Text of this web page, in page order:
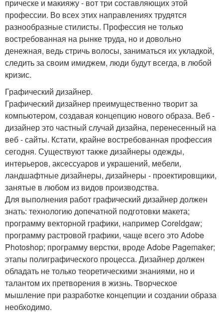
прическе и макияжу - вот три составляющих этой
профессии. Во всех этих направлениях трудятся
разнообразные стилисты. Профессия не только
востребованная на рынке труда, но и довольно
денежная, ведь стричь волосы, заниматься их укладкой,
следить за своим имиджем, люди будут всегда, в любой
кризис.
Графический дизайнер.
Графический дизайнер преимущественно творит за
компьютером, создавая концепцию нового образа. Веб -
дизайнер это частный случай дизайна, перенесенный на
веб - сайты. Кстати, крайне востребованная профессия
сегодня. Существуют также дизайнеры одежды,
интерьеров, аксессуаров и украшений, мебели,
ландшафтные дизайнеры, дизайнеры - проектировщики,
занятые в любом из видов производства.
Для выполнения работ графический дизайнер должен
знать: технологию допечатной подготовки макета;
программу векторной графики, например Coreldgaw;
программу растровой графики, чаще всего это Adobe
Photoshop; программу верстки, вроде Adobe Pagemaker;
этапы полиграфического процесса. Дизайнер должен
обладать не только теоретическими знаниями, но и
талантом их претворения в жизнь. Творческое
мышление при разработке концепции и создании образа
необходимо.